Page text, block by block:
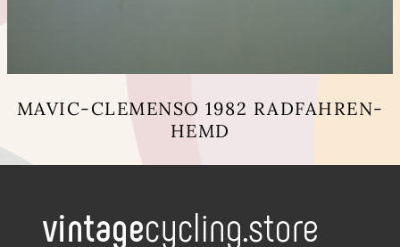
MAVIC-CLEMENSO 1982 RADFAHREN-
HEMD
Varianten